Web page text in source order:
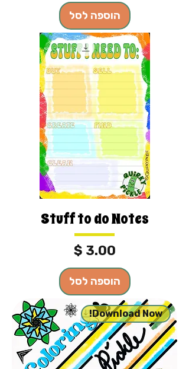
הוספה לסל
Stuff to do Notes
מחיר
הוספה לסל
Download Now!